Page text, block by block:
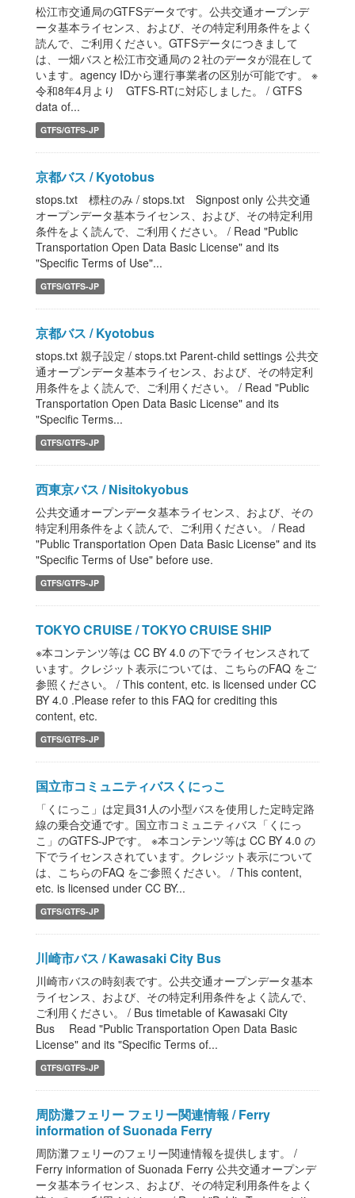
松江市交通局のGTFSデータです。公共交通オープンデ
ータ基本ライセンス、および、その特定利用条件をよく
読んで、ご利用ください。GTFSデータにつきまして
は、一畑バスと松江市交通局の２社のデータが混在して
います。agency IDから運行事業者の区別が可能です。 ※
令和8年4月より GTFS-RTに対応しました。 / GTFS
data of...
GTFS/GTFS-JP
京都バス / Kyotobus
stops.txt 標柱のみ / stops.txt Signpost only 公共交通
オープンデータ基本ライセンス、および、その特定利用
条件をよく読んで、ご利用ください。 / Read "Public
Transportation Open Data Basic License" and its
"Specific Terms of Use"...
GTFS/GTFS-JP
京都バス / Kyotobus
stops.txt 親子設定 / stops.txt Parent-child settings 公共交
通オープンデータ基本ライセンス、および、その特定利
用条件をよく読んで、ご利用ください。 / Read "Public
Transportation Open Data Basic License" and its
"Specific Terms...
GTFS/GTFS-JP
西東京バス / Nisitokyobus
公共交通オープンデータ基本ライセンス、および、その
特定利用条件をよく読んで、ご利用ください。 / Read
"Public Transportation Open Data Basic License" and its
"Specific Terms of Use" before use.
GTFS/GTFS-JP
TOKYO CRUISE / TOKYO CRUISE SHIP
※本コンテンツ等は CC BY 4.0 の下でライセンスされて
います。クレジット表示については、こちらのFAQ をご
参照ください。 / This content, etc. is licensed under CC
BY 4.0 .Please refer to this FAQ for crediting this
content, etc.
GTFS/GTFS-JP
国立市コミュニティバスくにっこ
「くにっこ」は定員31人の小型バスを使用した定時定路
線の乗合交通です。国立市コミュニティバス「くにっ
こ」のGTFS-JPです。 ※本コンテンツ等は CC BY 4.0 の
下でライセンスされています。クレジット表示について
は、こちらのFAQ をご参照ください。 / This content,
etc. is licensed under CC BY...
GTFS/GTFS-JP
川崎市バス / Kawasaki City Bus
川崎市バスの時刻表です。公共交通オープンデータ基本
ライセンス、および、その特定利用条件をよく読んで、
ご利用ください。 / Bus timetable of Kawasaki City
Bus Read "Public Transportation Open Data Basic
License" and its "Specific Terms of...
GTFS/GTFS-JP
周防灘フェリー フェリー関連情報 / Ferry
information of Suonada Ferry
周防灘フェリーのフェリー関連情報を提供します。 /
Ferry information of Suonada Ferry 公共交通オープンデ
ータ基本ライセンス、および、その特定利用条件をよく